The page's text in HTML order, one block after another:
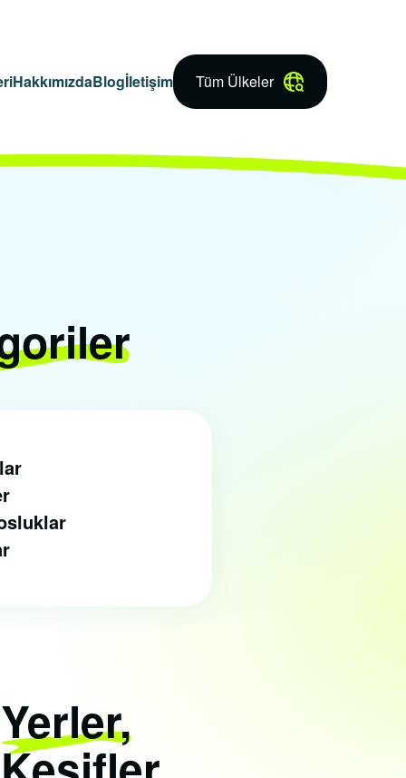
HakkımızdaBlogİletişim Tüm Ülkeler
Yerler,